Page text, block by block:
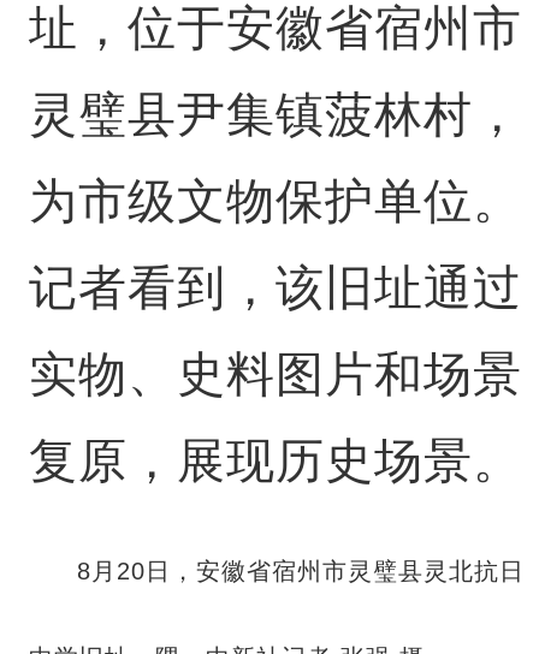
址，位于安徽省宿州市
灵璧县尹集镇菠林村，
为市级文物保护单位。
记者看到，该旧址通过
实物、史料图片和场景
复原，展现历史场景。
8月20日，安徽省宿州市灵璧县灵北抗日